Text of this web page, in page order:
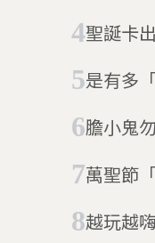
聖誕卡出現求
是有多
膽小鬼
萬聖節